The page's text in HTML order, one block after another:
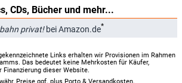
CDs, Bücher und mehr...
privat!bei Amazon.de*
Links erhalten wir Provisionen im Rahmen
Das bedeutet keine Mehrkosten für Käufer,
dieser Website.